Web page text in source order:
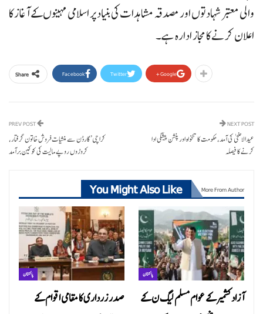
والی معتبر شہادتوں اور مصدقہ مشاہدات کی بنیاد پر اسلامی مہینوں کے آغاز کا
اعلان کرنے کا مجاز ادارہ ہے۔
Share Facebook Twitter Google+
کراچی’ گارڈن سے منشیات فروش خاتون گرفتار،
کروڑوں روپے مالیت کی کوکین برآمد
NEXT POST
عیدالاضحی کی آمد، حکومت کا تنخواہ اور پنشن پیشگی ادا
کرنے کا فیصلہ
You Might Also Like More From Author
پاکستان
صدر زرداری کا مقامی اقوام کے
پاکستان
آزاد کشمیر کے عوام مسلم لیگ ن کے